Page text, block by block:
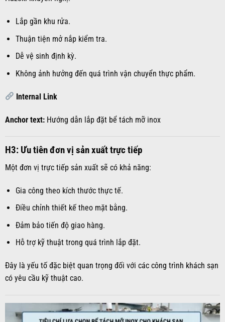
Lắp gần khu rửa.
Thuận tiện mở nắp kiểm tra.
Dễ vệ sinh định kỳ.
Không ảnh hưởng đến quá trình vận chuyển thực phẩm.
Internal Link
Anchor text: Hướng dẫn lắp đặt bể tách mỡ inox
H3: Ưu tiên đơn vị sản xuất trực tiếp
Một đơn vị trực tiếp sản xuất sẽ có khả năng:
Gia công theo kích thước thực tế.
Điều chỉnh thiết kế theo mặt bằng.
Đảm bảo tiến độ giao hàng.
Hỗ trợ kỹ thuật trong quá trình lắp đặt.
Đây là yếu tố đặc biệt quan trọng đối với các công trình khách sạn
có yêu cầu kỹ thuật cao.